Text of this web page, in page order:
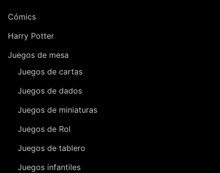
Cómics
Harry Potter
Juegos de mesa
Juegos de cartas
Juegos de dados
Juegos de miniaturas
Juegos de Rol
Juegos de tablero
Juegos infantiles